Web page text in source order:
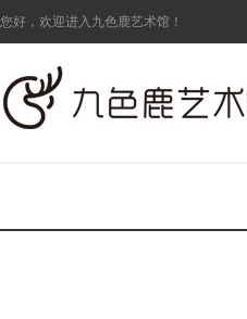
您好，欢迎进入九色鹿艺术馆！